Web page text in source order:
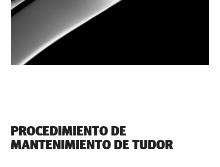
PROCEDIMIENTO DE
MANTENIMIENTO DE TUDOR